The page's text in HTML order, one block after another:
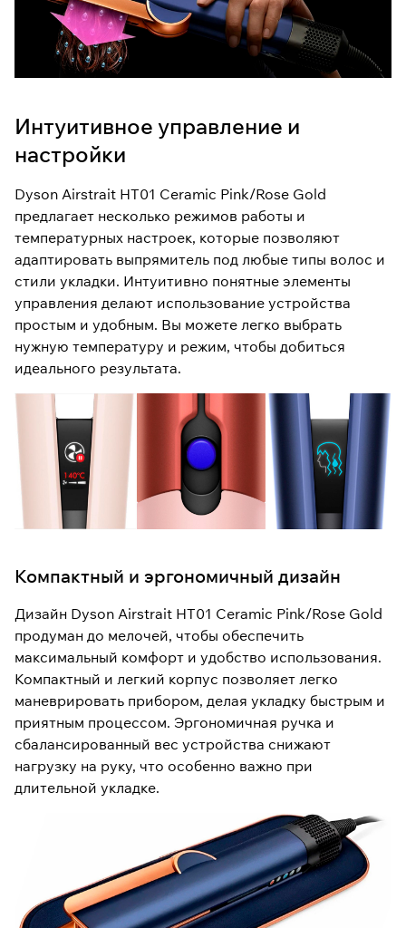
Интуитивное управление и
настройки
Dyson Airstrait HT01 Ceramic Pink/Rose Gold
предлагает несколько режимов работы и
температурных настроек, которые позволяют
адаптировать выпрямитель под любые типы волос и
стили укладки. Интуитивно понятные элементы
управления делают использование устройства
простым и удобным. Вы можете легко выбрать
нужную температуру и режим, чтобы добиться
идеального результата.
Компактный и эргономичный дизайн
Дизайн Dyson Airstrait HT01 Ceramic Pink/Rose Gold
продуман до мелочей, чтобы обеспечить
максимальный комфорт и удобство использования.
Компактный и легкий корпус позволяет легко
маневрировать прибором, делая укладку быстрым и
приятным процессом. Эргономичная ручка и
сбалансированный вес устройства снижают
нагрузку на руку, что особенно важно при
длительной укладке.